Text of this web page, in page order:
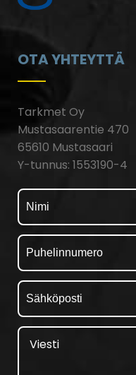
OTA YHTEYTTÄ
Tarkmet Oy
Mustasaarentie 470
65610 Mustasaari
Y-tunnus: 1553190-4